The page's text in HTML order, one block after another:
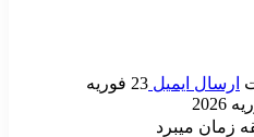
ارسال ایمیل
23 فوریه